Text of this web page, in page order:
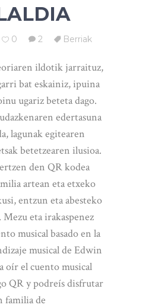
0 2 Berriak
ildotik jarraituz,
bat eskainiz, ipuina
ugariz beteta dago.
edertasuna
lagunak egitearen
betetzearen ilusioa.
den QR kodea
artean eta etxeko
entzun eta abesteko
eta irakaspenez
musical basado en la
musical de Edwin
oír el cuento musical
QR y podreís disfrutar
familia de